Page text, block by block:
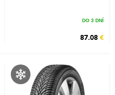
DO 3 DNÍ
87.08 €